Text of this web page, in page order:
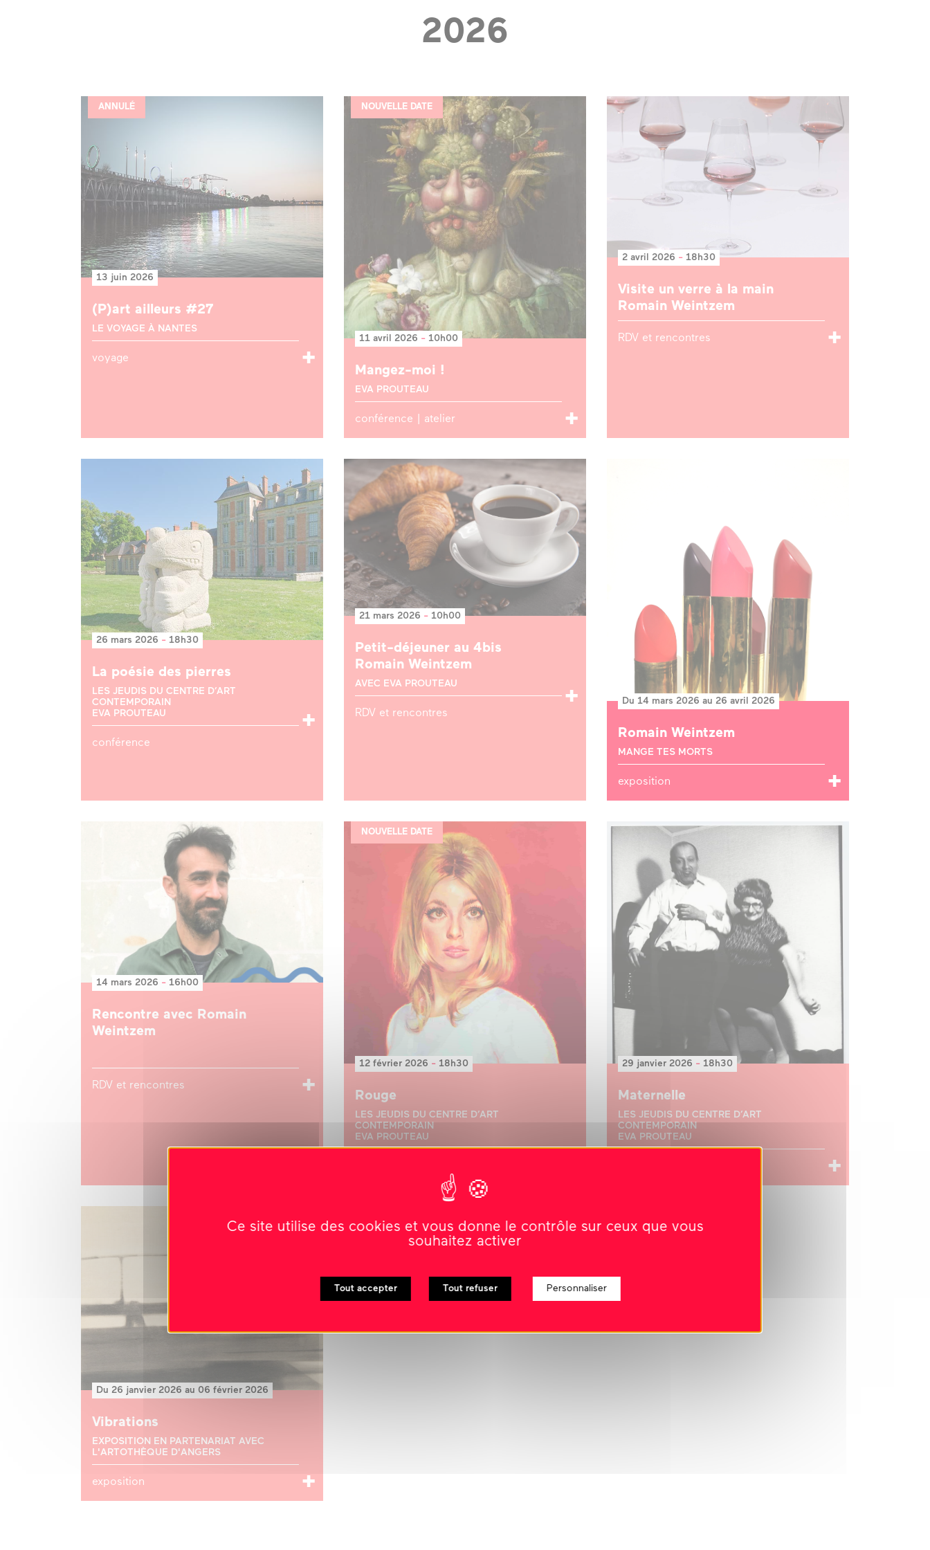
l’équipe
les partenaires
la transition
écologique
2026
ANNULÉ
13 juin 2026
(P)art ailleurs #27
LE VOYAGE À NANTES
voyage
NOUVELLE DATE
11 avril 2026 - 10h00
Mangez-moi !
EVA PROUTEAU
conférence | atelier
2 avril 2026 - 18h30
Visite un verre à la main
Romain Weintzem
RDV et rencontres
26 mars 2026 - 18h30
La poésie des pierres
LES JEUDIS DU CENTRE D’ART
CONTEMPORAIN
EVA PROUTEAU
conférence
21 mars 2026 - 10h00
Petit-déjeuner au 4bis
Romain Weintzem
AVEC EVA PROUTEAU
RDV et rencontres
Du 14 mars 2026 au 26 avril 2026
Romain Weintzem
MANGE TES MORTS
exposition
14 mars 2026 - 16h00
Rencontre avec Romain
Weintzem
RDV et rencontres
NOUVELLE DATE
12 février 2026 - 18h30
Rouge
LES JEUDIS DU CENTRE D’ART
CONTEMPORAIN
EVA PROUTEAU
29 janvier 2026 - 18h30
Maternelle
LES JEUDIS DU CENTRE D’ART
CONTEMPORAIN
EVA PROUTEAU
Du 26 janvier 2026 au 06 février 2026
Vibrations
EXPOSITION EN PARTENARIAT AVEC
L'ARTOTHÈQUE D'ANGERS
exposition
Ce site utilise des cookies et vous donne le contrôle sur ceux que vous
souhaitez activer
Tout accepter Tout refuser Personnaliser